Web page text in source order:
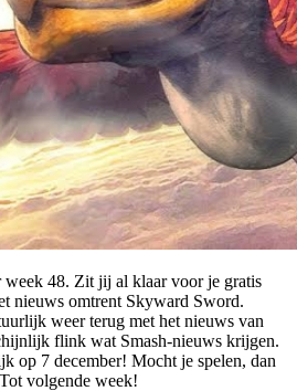
week 48. Zit jij al klaar voor je gratis
nieuws omtrent Skyward Sword.
weer terug met het nieuws van
flink wat Smash-nieuws krijgen.
op 7 december! Mocht je spelen, dan
volgende week!